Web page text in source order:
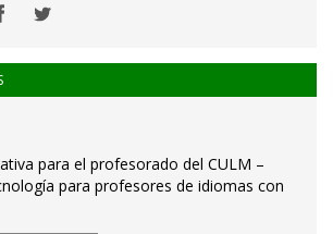
para el profesorado del CULM –
para profesores de idiomas con